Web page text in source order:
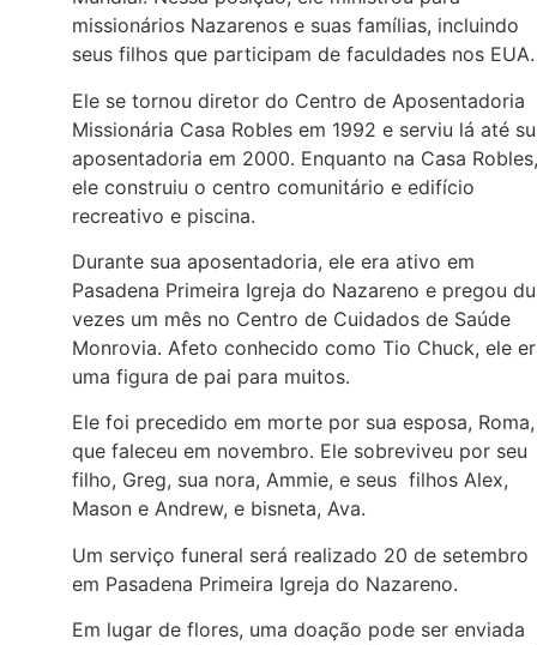
missionários Nazarenos e suas famílias, incluindo
seus filhos que participam de faculdades nos EUA.
Ele se tornou diretor do Centro de Aposentadoria
Missionária Casa Robles em 1992 e serviu lá até
aposentadoria em 2000. Enquanto na Casa Robles,
ele construiu o centro comunitário e edifício
recreativo e piscina.
Durante sua aposentadoria, ele era ativo em
Pasadena Primeira Igreja do Nazareno e pregou
vezes um mês no Centro de Cuidados de Saúde
Monrovia. Afeto conhecido como Tio Chuck, ele
uma figura de pai para muitos.
Ele foi precedido em morte por sua esposa, Roma,
que faleceu em novembro. Ele sobreviveu por seu
filho, Greg, sua nora, Ammie, e seus filhos Alex,
Mason e Andrew, e bisneta, Ava.
Um serviço funeral será realizado 20 de setembro
em Pasadena Primeira Igreja do Nazareno.
Em lugar de flores, uma doação pode ser enviada